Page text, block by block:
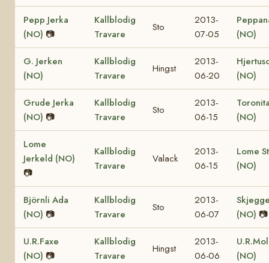
Pepp Jerka
(NO) 📷
Kallblodig
Travare
Sto
2013-
07-05
(NO)
G. Jerken
(NO)
Kallblodig
Travare
Hingst
2013-
06-20
(NO)
Grude Jerka
(NO) 📷
Kallblodig
Travare
Sto
2013-
06-15
(NO)
Lome
Jerkeld (NO)
📷
Kallblodig
Travare
Valack
2013-
06-15
Lome
(NO)
Björnli Ada
(NO) 📷
Kallblodig
Travare
Sto
2013-
06-07
(NO) 📷
U.R.Faxe
(NO) 📷
Kallblodig
Travare
Hingst
2013-
06-06
(NO)